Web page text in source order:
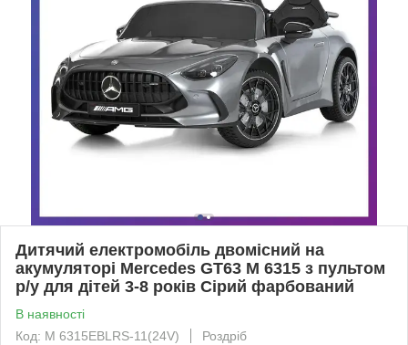
Дитячий електромобіль двомісний на
акумуляторі Mercedes GT63 M 6315 з пультом
р/у для дітей 3-8 років Сірий фарбований
В наявності
Код: M 6315EBLRS-11(24V)
Роздріб